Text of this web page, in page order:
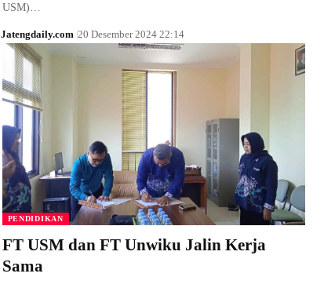
USM)…
Jatengdaily.com 20 Desember 2024 22:14
PENDIDIKAN
FT USM dan FT Unwiku Jalin Kerja
Sama